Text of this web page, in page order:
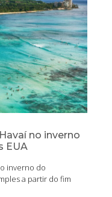
no inverno
EUA
inverno do
a partir do fim